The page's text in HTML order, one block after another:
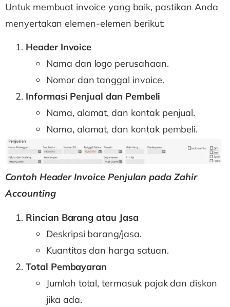
Untuk membuat invoice yang baik, pastikan Anda
menyertakan elemen-elemen berikut:
Header Invoice
Nama dan logo perusahaan.
Nomor dan tanggal invoice.
Informasi Penjual dan Pembeli
Nama, alamat, dan kontak penjual.
Nama, alamat, dan kontak pembeli.
Contoh Header Invoice Penjulan pada Zahir
Accounting
Rincian Barang atau Jasa
Deskripsi barang/jasa.
Kuantitas dan harga satuan.
Total Pembayaran
Jumlah total, termasuk pajak dan diskon
jika ada.